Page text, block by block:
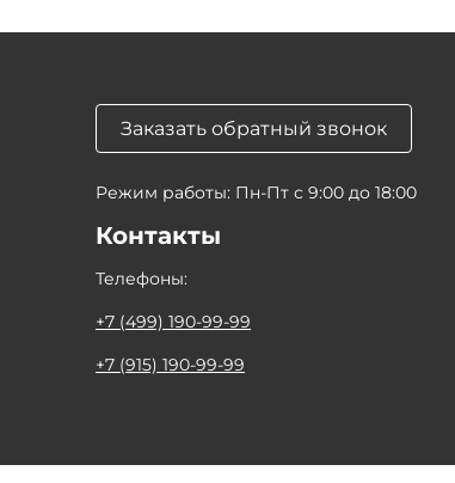
Заказать обратный звонок
Режим работы: Пн-Пт с 9:00 до 18:00
Контакты
Телефоны:
+7 (499) 190-99-99
+7 (915) 190-99-99